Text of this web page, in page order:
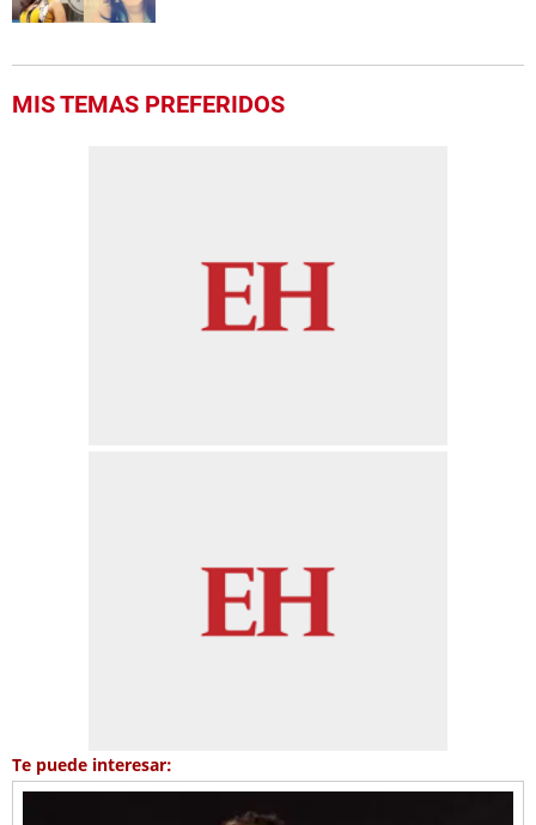
MIS TEMAS PREFERIDOS
Te puede interesar: